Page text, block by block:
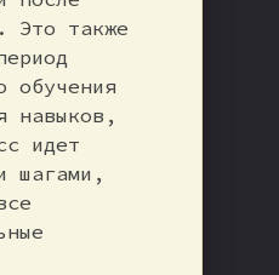
Это также
обучения
навыков,
идет
шагами,